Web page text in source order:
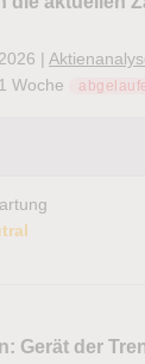
|
1 Woche
Gerät der